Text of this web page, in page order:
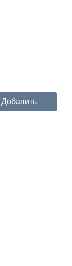
Добавить